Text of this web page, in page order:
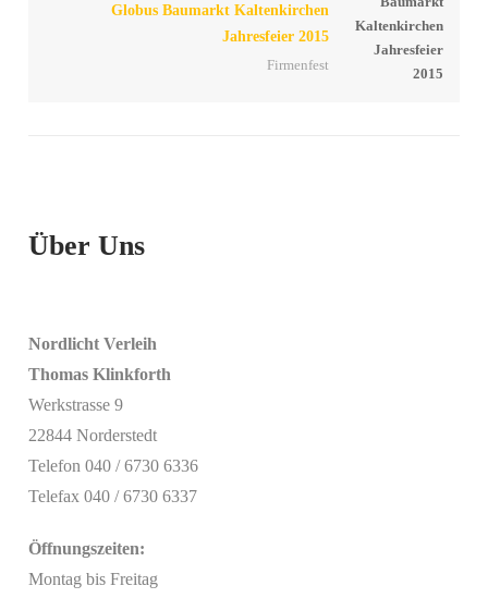
Globus Baumarkt Kaltenkirchen
Jahresfeier 2015
Firmenfest
Über Uns
Nordlicht Verleih
Thomas Klinkforth
Werkstrasse 9
22844 Norderstedt
Telefon 040 / 6730 6336
Telefax 040 / 6730 6337
Öffnungszeiten:
Montag bis Freitag